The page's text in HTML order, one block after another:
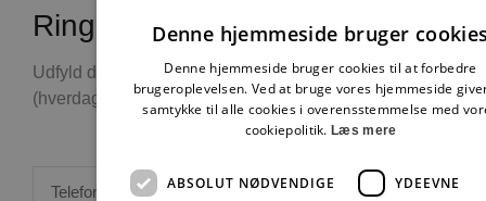
Ring mig op
Udfyld disse felter og vi ringer dig op hurtigst muligt
(hverdage mellem 8 til 16)
Denne hjemmeside bruger
Denne hjemmeside bruger cookies til at forbedre
brugeroplevelsen. Ved at bruge vores hjemmeside
samtykke til alle cookies i overensstemmelse med
cookiepolitik. Læs mere
ABSOLUT NØDVENDIGE YDEEVNE